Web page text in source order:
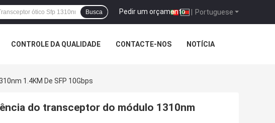
Portuguese
Pedir um orçamento |
Busca
CONTROLE DA QUALIDADE CONTACTE-NOS NOTÍCIA
1.4KM De SFP 10Gbps
do transceptor do módulo 1310nm